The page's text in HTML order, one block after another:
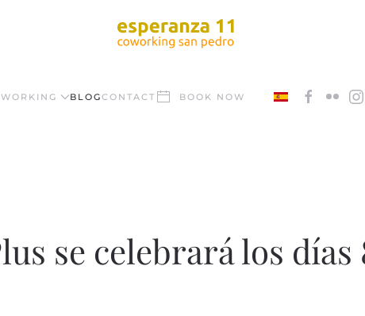
BLOGCONTACT BOOK NOW
se celebrará los días